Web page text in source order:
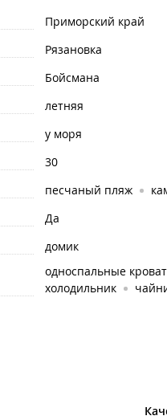
Приморский край
Рязановка
Бойсмана
летняя
у моря
30
песчаный пляж
Да
домик
односпальные
холодильник